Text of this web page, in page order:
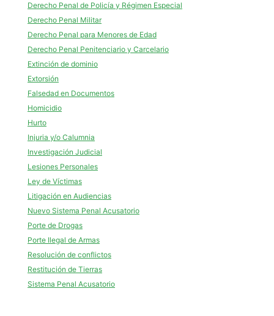
Derecho Penal de Policía y Régimen Especial
Derecho Penal Militar
Derecho Penal para Menores de Edad
Derecho Penal Penitenciario y Carcelario
Extinción de dominio
Extorsión
Falsedad en Documentos
Homicidio
Hurto
Injuria y/o Calumnia
Investigación Judicial
Lesiones Personales
Ley de Víctimas
Litigación en Audiencias
Nuevo Sistema Penal Acusatorio
Porte de Drogas
Porte Ilegal de Armas
Resolución de conflictos
Restitución de Tierras
Sistema Penal Acusatorio